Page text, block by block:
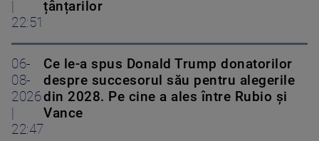
22:51
țânțarilor
06-
08-
2026
22:47
Ce le-a spus Donald Trump donatorilor
despre succesorul său pentru alegerile
din 2028. Pe cine a ales între Rubio și
Vance